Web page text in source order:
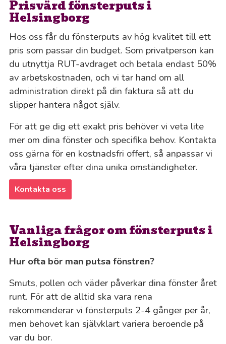
Prisvärd fönsterputs i
Helsingborg
Hos oss får du fönsterputs av hög kvalitet till ett
pris som passar din budget. Som privatperson kan
du utnyttja RUT-avdraget och betala endast 50%
av arbetskostnaden, och vi tar hand om all
administration direkt på din faktura så att du
slipper hantera något själv.
För att ge dig ett exakt pris behöver vi veta lite
mer om dina fönster och specifika behov. Kontakta
oss gärna för en kostnadsfri offert, så anpassar vi
våra tjänster efter dina unika omständigheter.
Kontakta oss
Vanliga frågor om fönsterputs i
Helsingborg
Hur ofta bör man putsa fönstren?
Smuts, pollen och väder påverkar dina fönster året
runt. För att de alltid ska vara rena
rekommenderar vi fönsterputs 2-4 gånger per år,
men behovet kan självklart variera beroende på
var du bor.